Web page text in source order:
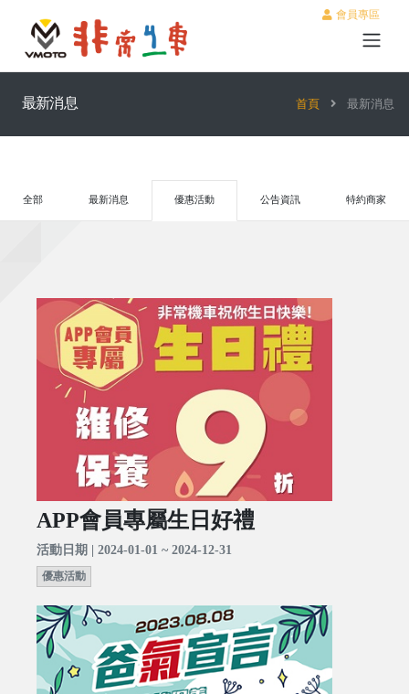
會員專區
最新消息 首頁 最新消息
全部 最新消息 優惠活動 公告資訊 特約商家
APP會員專屬生日好禮
活動日期 | 2024-01-01 ~ 2024-12-31
優惠活動